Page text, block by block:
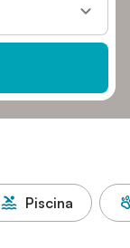
Piscina